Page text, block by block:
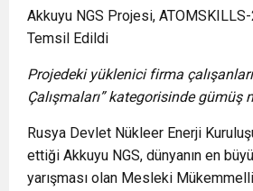
Akkuyu NGS Projesi, ATOMSKILLS-
Temsil Edildi
Projedeki yüklenici firma
Çalışmaları” kategorisinde gümüş
Rusya Devlet Nükleer Enerji
ettiği Akkuyu NGS, dünyanın en
yarışması olan Mesleki